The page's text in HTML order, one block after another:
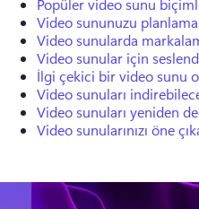
Popüler video sunu
Video sununuzu planlama
Video sunularda
Video sunular için
İlgi çekici bir video sunu
Video sunuları
Video sunuları yeniden
Video sunularınızı öne